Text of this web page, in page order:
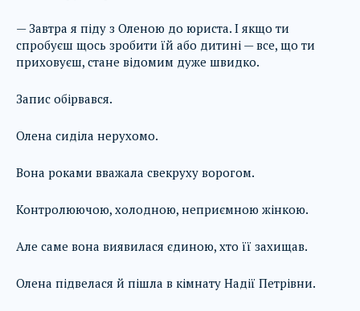
— Завтра я піду з Оленою до юриста. І якщо ти
спробуєш щось зробити їй або дитині — все, що ти
приховуєш, стане відомим дуже швидко.
Запис обірвався.
Олена сиділа нерухомо.
Вона роками вважала свекруху ворогом.
Контролюючою, холодною, неприємною жінкою.
Але саме вона виявилася єдиною, хто її захищав.
Олена підвелася й пішла в кімнату Надії Петрівни.